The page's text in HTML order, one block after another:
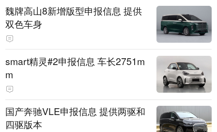
魏牌高山8新增版型申报信息 提供
双色车身
smart精灵#2申报信息 车长2751m
m
国产奔驰VLE申报信息 提供两驱和
四驱版本